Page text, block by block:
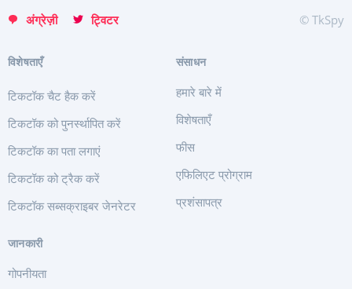
अंग्रेज़ी ट्विटर © TkSpy
विशेषताएँ
टिकटॉक चैट हैक करें
टिकटॉक को पुनर्स्थापित करें
टिकटॉक का पता लगाएं
टिकटॉक को ट्रैक करें
टिकटॉक सब्सक्राइबर जेनरेटर
संसाधन
हमारे बारे में
विशेषताएँ
फीस
एफिलिएट प्रोग्राम
प्रशंसापत्र
जानकारी
गोपनीयता